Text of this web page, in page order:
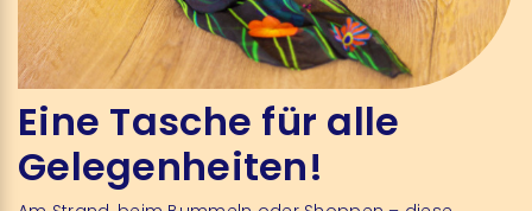
Eine Tasche für alle
Gelegenheiten!